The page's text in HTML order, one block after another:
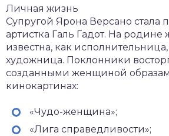
Личная жизнь
Супругой Ярона Версано стала
артистка Галь Гадот. На
известна, как
художница. Поклонники
созданными женщиной
кинокартинах:
«Чудо-женщина»;
«Лига справедливости»;